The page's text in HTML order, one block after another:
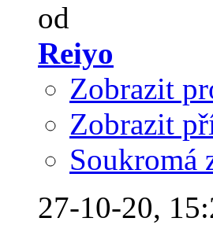
od
Reiyo
Zobrazit
Zobrazit
Soukromá
27-10-20,